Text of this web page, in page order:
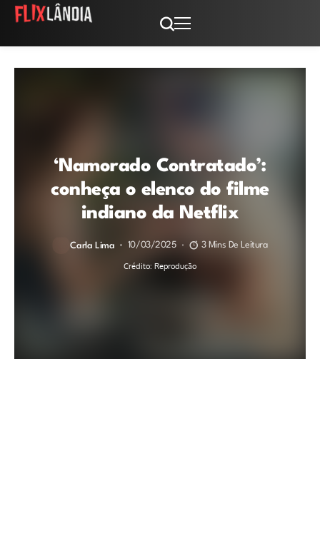
‘Namorado Contratado’:
conheça o elenco do filme
indiano da Netflix
Carla Lima 10/03/2025 3 Mins De Leitura
Crédito: Reprodução